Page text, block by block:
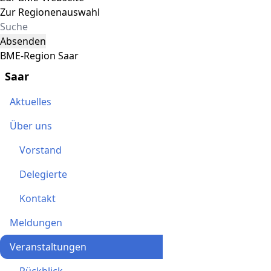
Zur Regionenauswahl
Absenden
BME-Region Saar
Saar
Aktuelles
Über uns
Vorstand
Delegierte
Kontakt
Meldungen
Veranstaltungen